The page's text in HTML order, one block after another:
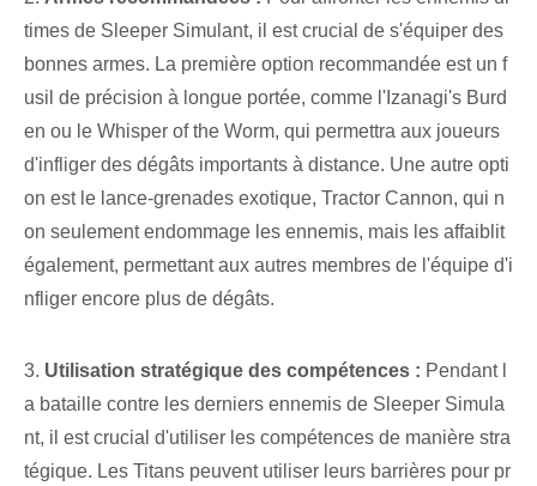
times de Sleeper Simulant, il est crucial de s'équiper des
bonnes armes. La première option recommandée est un f
usil de précision à longue portée⁤, comme l'Izanagi's Burd
en ou le Whisper of the ⁢Worm, qui permettra aux joueurs
d'infliger des dégâts importants ⁢à distance.⁣ Une autre opti
on ⁢est le‍ lance-grenades exotique, Tractor Cannon, qui n
on seulement endommage les ennemis, mais les affaiblit
également, permettant aux autres membres de l'équipe d'i
nfliger encore plus de dégâts.
3. Utilisation stratégique des compétences : ⁤Pendant l
a bataille contre les derniers ennemis de Sleeper Simula
nt, il est crucial d'utiliser les compétences de manière stra
tégique. Les Titans peuvent utiliser leurs barrières pour pr